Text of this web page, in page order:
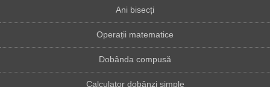
Ani bisecți
Operații matematice
Dobânda compusă
Calculator dobânzi simple